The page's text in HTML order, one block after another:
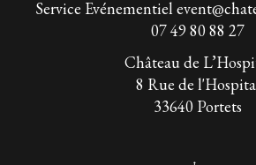
Service Evénementiel
07 49 80 88 27
Château de
8 Rue de
33640 Portets